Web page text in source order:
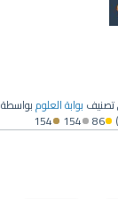
بوابة العلومبواسطة
86
154
154